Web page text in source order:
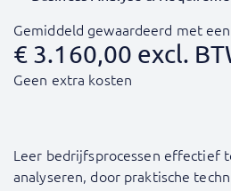
Gemiddeld gewaardeerd met
€ 3.160,00 excl.
Geen extra kosten
Leer bedrijfsprocessen effectief
analyseren, door praktische